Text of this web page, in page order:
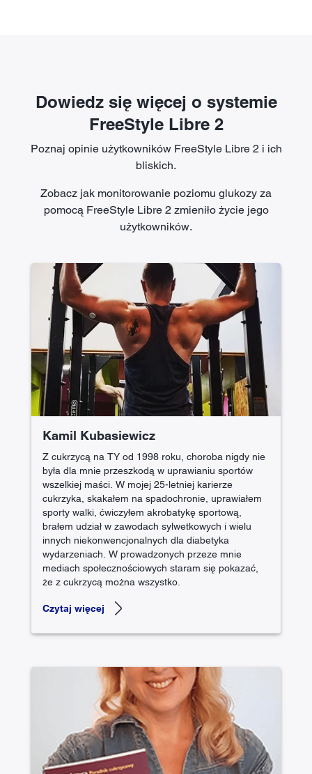
Dowiedz się więcej o systemie
FreeStyle Libre 2
Poznaj opinie użytkowników FreeStyle Libre 2 i ich
bliskich.
Zobacz jak monitorowanie poziomu glukozy za
pomocą FreeStyle Libre 2 zmieniło życie jego
użytkowników.
Kamil Kubasiewicz
Z cukrzycą na TY od 1998 roku, choroba nigdy nie
była dla mnie przeszkodą w uprawianiu sportów
wszelkiej maści. W mojej 25-letniej karierze
cukrzyka, skakałem na spadochronie, uprawiałem
sporty walki, ćwiczyłem akrobatykę sportową,
brałem udział w zawodach sylwetkowych i wielu
innych niekonwencjonalnych dla diabetyka
wydarzeniach. W prowadzonych przeze mnie
mediach społecznościowych staram się pokazać,
że z cukrzycą można wszystko.
Czytaj więcej